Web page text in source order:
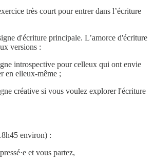
très court pour entrer dans l’écriture
d'écriture principale. L’amorce d'écriture
versions :
introspective pour celleux qui ont envie
en elleux-même ;
créative si vous voulez explorer l'écriture
environ) :
et vous partez,